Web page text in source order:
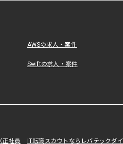
AWSの求人・案件
Swiftの求人・案件
正社員 IT転職スカウトならレバテックダイ